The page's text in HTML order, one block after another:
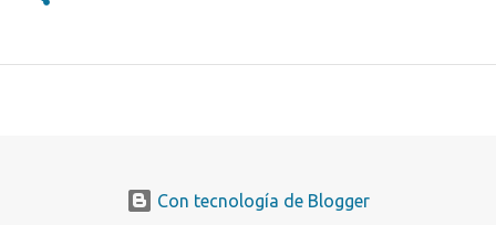
Con tecnología de Blogger